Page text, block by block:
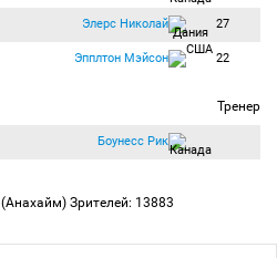
Элерс Николай 27
Эпплтон Мэйсон 22
Тренер
Боунесс Рик
(Анахайм) Зрителей: 13883